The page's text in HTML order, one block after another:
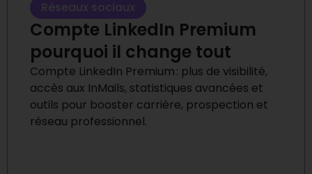
Réseaux sociaux
Compte LinkedIn Premium
pourquoi il change tout
Compte LinkedIn Premium : plus de visibilité,
accès aux InMails, statistiques avancées et
outils pour booster carrière, prospection et
réseau professionnel.